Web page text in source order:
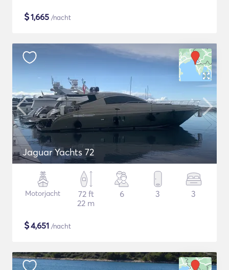
$1,665 /nacht
Jaguar Yachts 72
Motorjacht
72 ft
22 m
6 3 3
$4,651 /nacht